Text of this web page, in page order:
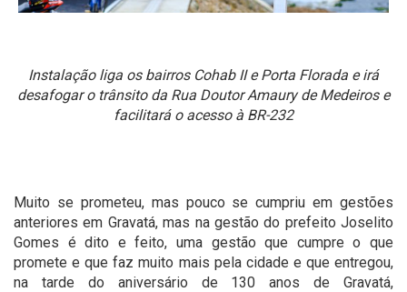
Instalação liga os bairros Cohab II e Porta Florada e irá
desafogar o trânsito da Rua Doutor Amaury de Medeiros e
facilitará o acesso à BR-232
Muito se prometeu, mas pouco se cumpriu em gestões
anteriores em Gravatá, mas na gestão do prefeito Joselito
Gomes é dito e feito, uma gestão que cumpre o que
promete e que faz muito mais pela cidade e que entregou,
na tarde do aniversário de 130 anos de Gravatá,